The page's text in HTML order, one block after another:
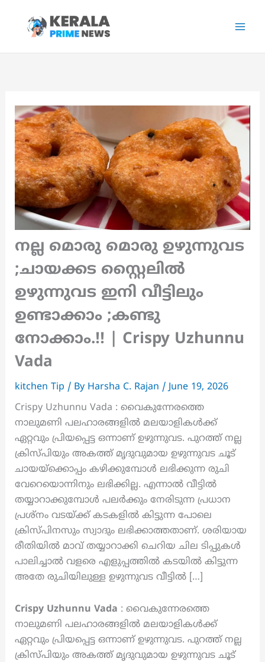
content
നല്ല മൊരു മൊരു ഉഴുന്നുവട
;ചായക്കട സ്റ്റൈലിൽ
ഉഴുന്നുവട ഇനി വീട്ടിലും
ഉണ്ടാക്കാം ;കണ്ടു
നോക്കാം.!! | Crispy Uzhunnu
Vada
kitchen Tip / By Harsha C. Rajan / June 19, 2026
Crispy Uzhunnu Vada : വൈകുന്നേരത്തെ
നാലുമണി പലഹാരങ്ങളിൽ മലയാളികൾക്ക്
ഏറ്റവും പ്രിയപ്പെട്ട ഒന്നാണ് ഉഴുന്നുവട. പുറത്ത് നല്ല
ക്രിസ്പിയും അകത്ത് മൃദുവുമായ ഉഴുന്നുവട ചൂട്
ചായയ്‌ക്കൊപ്പം കഴിക്കുമ്പോൾ ലഭിക്കുന്ന രുചി
വേറെയൊന്നിനും ലഭിക്കില്ല. എന്നാൽ വീട്ടിൽ
തയ്യാറാക്കുമ്പോൾ പലർക്കും നേരിടുന്ന പ്രധാന
പ്രശ്നം വടയ്ക്ക് കടകളിൽ കിട്ടുന്ന പോലെ
ക്രിസ്പിനസും സ്വാദും ലഭിക്കാത്തതാണ്. ശരിയായ
രീതിയിൽ മാവ് തയ്യാറാക്കി ചെറിയ ചില ടിപ്പുകൾ
പാലിച്ചാൽ വളരെ എളുപ്പത്തിൽ കടയിൽ കിട്ടുന്ന
അതേ രുചിയിലുള്ള ഉഴുന്നുവട വീട്ടിൽ […]
Crispy Uzhunnu Vada : വൈകുന്നേരത്തെ
നാലുമണി പലഹാരങ്ങളിൽ മലയാളികൾക്ക്
ഏറ്റവും പ്രിയപ്പെട്ട ഒന്നാണ് ഉഴുന്നുവട. പുറത്ത് നല്ല
ക്രിസ്പിയും അകത്ത് മൃദുവുമായ ഉഴുന്നുവട ചൂട്